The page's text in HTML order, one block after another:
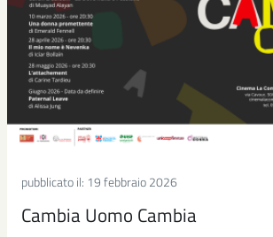
pubblicato il: 19 febbraio 2026
Cambia Uomo Cambia